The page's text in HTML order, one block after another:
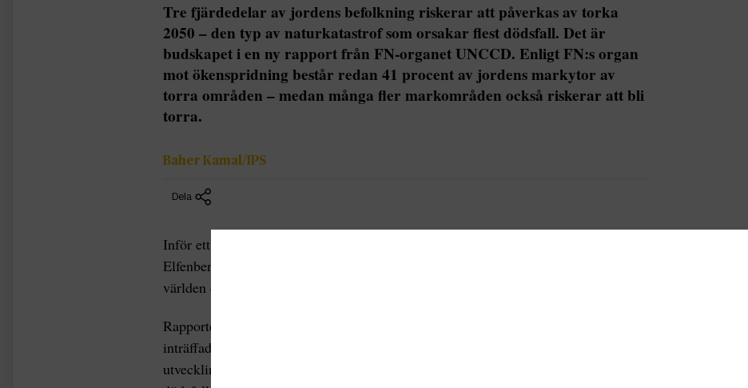
Tre fjärdedelar av jordens befolkning riskerar att påverkas av torka
2050 – den typ av naturkatastrof som orsakar flest dödsfall. Det är
budskapet i en ny rapport från FN-organet UNCCD. Enligt FN:s organ
mot ökenspridning består redan 41 procent av jordens markytor av
torra områden – medan många fler markområden också riskerar att bli
torra.
Baher Kamal/IPS
Dela
Inför ett möte inom FN:s konvention mot ökenspridning, som avslutades i
Elfenbenskusten förra veckan, har UNCCD publicerat en ny
världen drabbats av torka i betydligt högre omfattning sedan millennieskiftet.
Rapporten lyfter fram att torka orsakade 15 procent av de naturkatastrofer som
inträffade i världen mellan 1970 och fram till 2019, i första hand i
utvecklingsländer. Torka är samtidigt den typ av naturkatastrof som leder till flest